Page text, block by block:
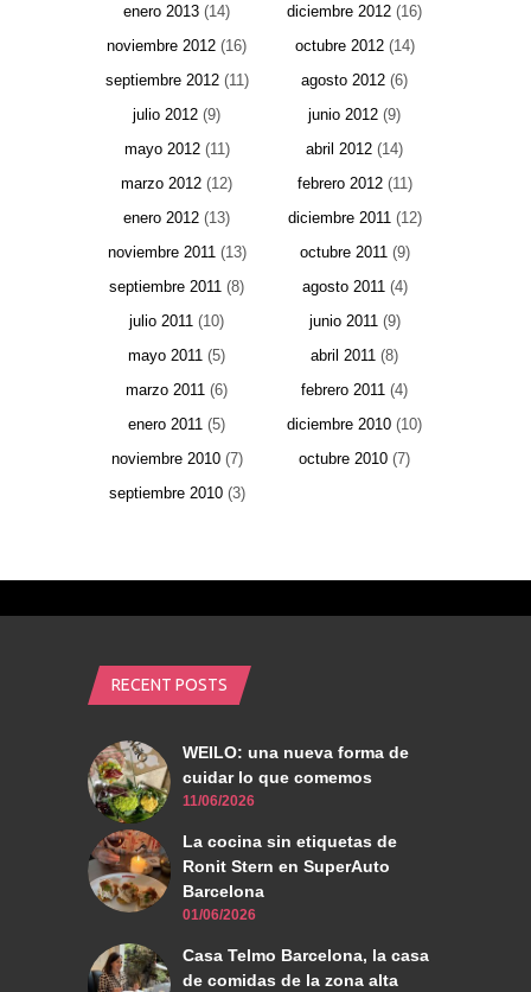
enero 2013 (14) diciembre 2012 (16)
noviembre 2012 (16) octubre 2012(14)
septiembre 2012(11) agosto 2012 (6)
julio 2012 (9) junio 2012 (9)
mayo 2012(11) abril 2012 (14)
marzo 2012 (12) febrero 2012(11)
enero 2012 (13) diciembre 2011(12)
noviembre 2011(13) octubre 2011(9)
septiembre 2011 (8) agosto 2011(4)
julio 2011 (10) junio 2011(9)
mayo 2011 (5) abril 2011 (8)
marzo 2011 (6) febrero 2011 (4)
enero 2011 (5) diciembre 2010 (10)
noviembre 2010(7) octubre 2010 (7)
septiembre 2010(3)
RECENT POSTS
WEILO: una nueva forma de
cuidar lo que comemos
11/06/2026
La cocina sin etiquetas de
Ronit Stern en SuperAuto
Barcelona
01/06/2026
Casa Telmo Barcelona, la casa
de comidas de la zona alta